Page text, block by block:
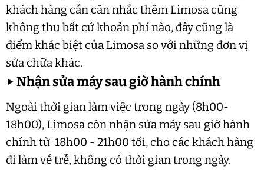
khách hàng cần cân nhắc thêm Limosa cũng
không thu bất cứ khoản phí nào, đây cũng là
điểm khác biệt của Limosa so với những đơn vị
sửa chữa khác.
▶Nhận sửa máy sau giờ hành chính
Ngoài thời gian làm việc trong ngày (8h00-
18h00), Limosa còn nhận sửa máy sau giờ hành
chính từ 18h00 - 21h00 tối, cho các khách hàng
đi làm về trễ, không có thời gian trong ngày.